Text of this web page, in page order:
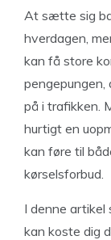
At sætte sig
hverdagen,
kan få store
pengepungen,
på i trafikken.
hurtigt en
kan føre til
kørselsforbud.
I denne artikel
kan koste dig